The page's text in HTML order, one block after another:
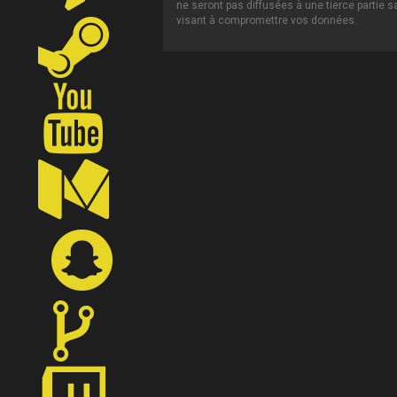
ne seront pas diffusées à une tierce partie
visant à compromettre vos données.